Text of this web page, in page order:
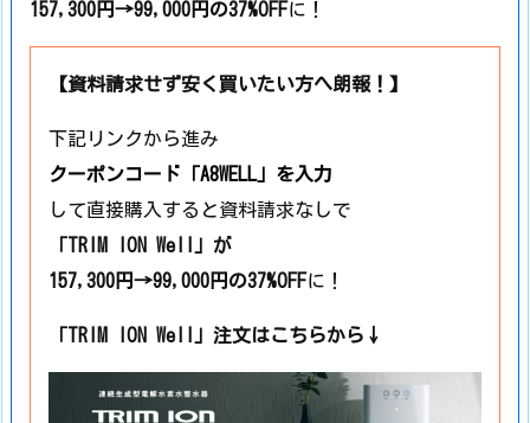
157,300円→99,000円の37%OFFに！
【資料請求せず安く買いたい方へ朗報！】
下記リンクから進み
クーポンコード 「A8WELL」 を入力
して直接購入すると資料請求なしで
「TRIM ION Well」 が
157,300円→99,000円の37%OFFに！
「TRIM ION Well」注文はこちらから↓